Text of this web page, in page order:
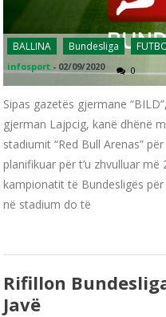
BALLINA Bundesliga
infosport - 02/09/2020 0
Sipas gazetës gjermane
gjerman Lajpcig, kanë dhënë
stadiumit “Red Bull Arenas”
planifikuar për t’u zhvulluar
kampionatit të Bundesligës
në stadium do të
Rifillon
Javë